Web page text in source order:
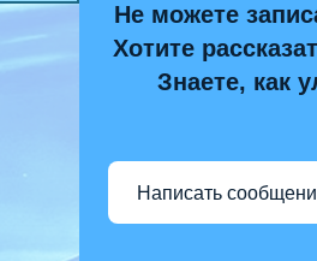
Не можете
Хотите
Знаете, как
Написать